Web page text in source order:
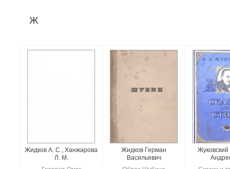
Ж
Жидков А. С., Ханжарова
Л. М.
Жидков Герман
Васильевич